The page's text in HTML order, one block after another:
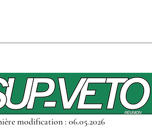
modification : 06.05.2026